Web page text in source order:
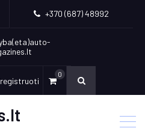
+370 (687) 48992
0